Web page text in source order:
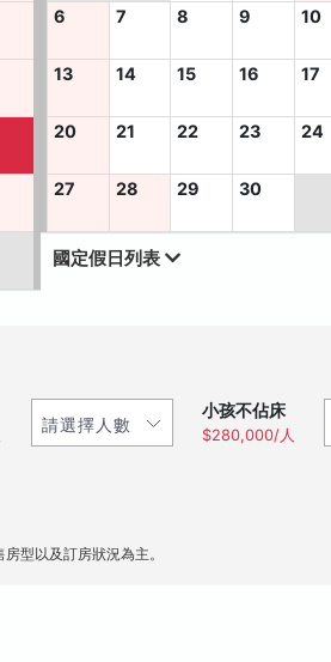
6 7 8 9 10
13 14 15 16 17
20 21 22 23 24
27 28 29 30
國定假日列表
小孩不佔床
$280,000/人
型以及訂房狀況為主。